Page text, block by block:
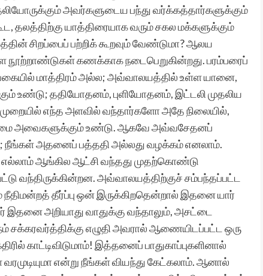
அவர்களுடைய பந்து வர்க்கத்தார்களுக்கும்
தலத்திற்கு யாத்திரையாக வரும் சகல மக்களுக்கும்
சிறப்பைப் பற்றிக் கூறவும் வேண்டுமா? ஆலய
நூற்றாண்டுகள் கணக்காக நடைபெறுகின்றது. பரம்பரைப்
மாத்திரம் அல்ல; அவ்வாலயத்தில் உள்ள யானை,
உண்டு; ததியோதனம், புளியோதனம், இட்டலி முதலிய
எந்த அளவில் வந்தார்களோ அதே நிலையில்,
அவைகளுக்கும் உண்டு. ஆகவே அவ்வசேதனப்
நீங்கள் அதனைப் பத்ததி அல்லது வழக்கம் எனலாம்.
எல்லாம் ஆங்கில ஆட்சி வந்தது முதற்கொண்டு
வந்திருக்கின்றன. அவ்வாலயத்திற்குச் சம்பந்தப்பட்ட
தீர்ப்பு ஒன் இருக்கிறதென்றால் இதனை யார்
இதனை அறியாது வாதுக்கு வந்தாலும், அசட்டை
சக்கரவர்த்திக்கு எழுதி அவரால் ஆணையிடப்பட்ட ஒரு
காட்டிவிடுமாம்! இத்தனைப் பாதுகாப்புகளினால்
என்று நீங்கள் வியந்து கேட்கலாம். ஆனால்